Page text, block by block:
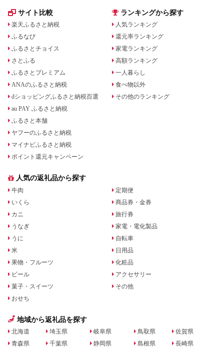
サイト比較
楽天ふるさと納税
ふるなび
ふるさとチョイス
さとふる
ふるさとプレミアム
ANAのふるさと納税
dショッピングふるさと納税百選
au PAY ふるさと納税
ふるさと本舗
ヤフーのふるさと納税
マイナビふるさと納税
ポイント還元キャンペーン
ランキングから探す
人気ランキング
還元率ランキング
家電ランキング
高額ランキング
一人暮らし
食べ物以外
その他のランキング
人気の返礼品から探す
牛肉
いくら
カニ
うなぎ
うに
米
果物・フルーツ
ビール
菓子・スイーツ
おせち
定期便
商品券・金券
旅行券
家電・電化製品
自転車
日用品
化粧品
アクセサリー
その他
地域から返礼品を探す
北海道
青森県
埼玉県
千葉県
岐阜県
静岡県
鳥取県
島根県
佐賀県
長崎県